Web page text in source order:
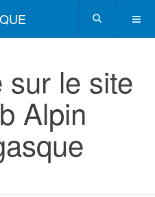
sur le site
Alpin